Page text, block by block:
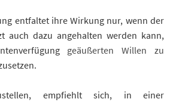
entfaltet ihre Wirkung nur, wenn der
auch dazu angehalten werden kann,
geäußerten Willen zu
empfiehlt sich, in einer